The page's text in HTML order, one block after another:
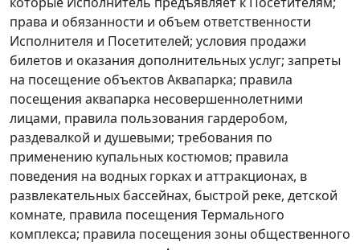
права и обязанности и объем ответственности
Исполнителя и Посетителей; условия продажи
билетов и оказания дополнительных услуг; запреты
на посещение объектов Аквапарка; правила
посещения аквапарка несовершеннолетними
лицами, правила пользования гардеробом,
раздевалкой и душевыми; требования по
применению купальных костюмов; правила
поведения на водных горках и аттракционах, в
развлекательных бассейнах, быстрой реке, детской
комнате, правила посещения Термального
комплекса; правила посещения зоны общественного